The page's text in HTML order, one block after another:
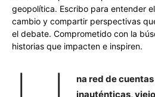
geopolítica. Escribo para entender
cambio y compartir perspectivas
el debate. Comprometido con la
historias que impacten e inspiren.
na red de
inauténticas,